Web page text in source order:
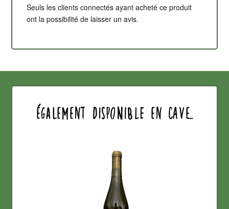
Seuls les clients connectés ayant acheté ce produit
ont la possibilité de laisser un avis.
également disponible en cave...